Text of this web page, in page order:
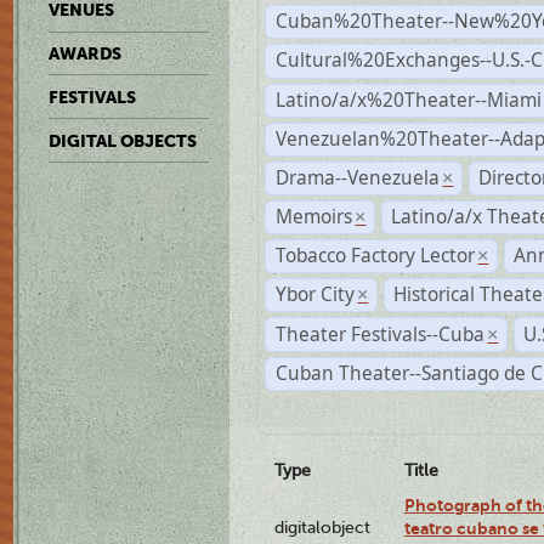
VENUES
AWARDS
FESTIVALS
DIGITAL OBJECTS
Cuban%20Theater--
Cultural%20Exchanges--U.S.-
Latino/a/x%20Theater--Miami
Venezuelan%20Theater--
Drama--Venezuela ×
Memoirs ×
Latino/a/x
Tobacco Factory Lector ×
Ybor City ×
Historical
Theater Festivals--Cuba ×
Cuban Theater--Santiago de
Type Title
digitalobject
Photograph of
teatro cubano se